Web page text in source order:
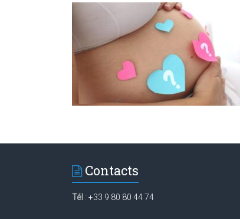
Contacts
Tél : +33 9 80 80 44 74